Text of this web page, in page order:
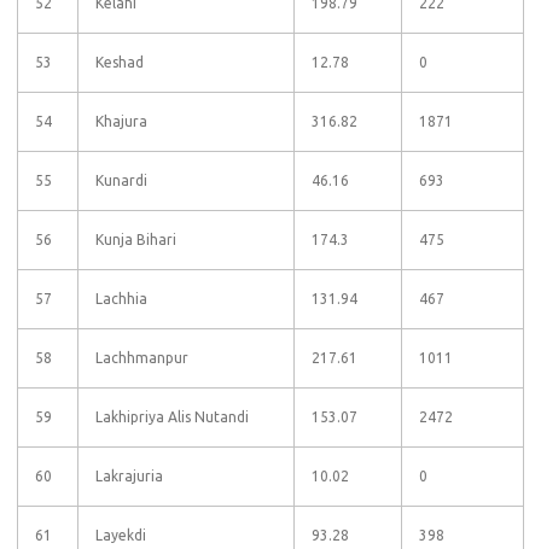
53 Keshad 12.78 0
54 Khajura 316.82 1871
55 Kunardi 46.16 693
56 Kunja Bihari 174.3 475
57 Lachhia 131.94 467
58 Lachhmanpur 217.61 1011
59 Lakhipriya Alis Nutandi 153.07 2472
60 Lakrajuria 10.02 0
61 Layekdi 93.28 398